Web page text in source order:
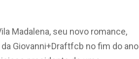
Madalena, seu novo romance,
Giovanni+Draftfcb no fim do ano